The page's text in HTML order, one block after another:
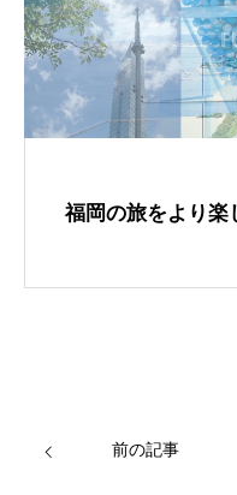
e
b
o
o
er e
st
福岡の旅をより楽
前の記事